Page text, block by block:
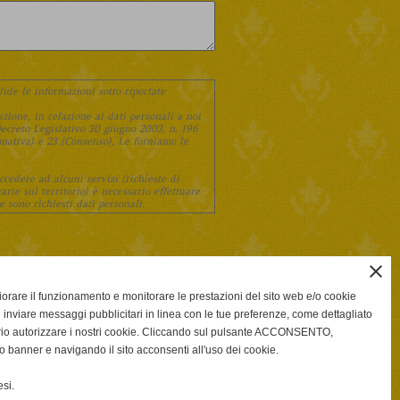
le informazioni sotto riportate
in relazione ai dati personali a noi
Legislativo 30 giugno 2003, n. 196
e 23 (Consenso), Le forniamo le
ad alcuni servizi (richieste di
sul territorio) è necessario effettuare
sono richiesti dati personali.
di protezione dei dati personali -
informazioni generiche, comunicazioni
di legge,
dei dati personali che lo riguardano,
close
il funzionamento e monitorare le prestazioni del sito web e/o cookie
messaggi pubblicitari in linea con le tue preferenze, come dettagliato
autorizzare i nostri cookie. Cliccando sul pulsante ACCONSENTO,
banner e navigando il sito acconsenti all'uso dei cookie.